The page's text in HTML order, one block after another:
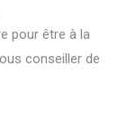
pour être à la
conseiller de